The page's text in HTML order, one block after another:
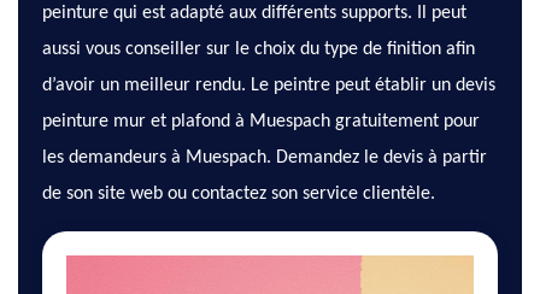
peinture qui est adapté aux différents supports. Il peut
aussi vous conseiller sur le choix du type de finition afin
d’avoir un meilleur rendu. Le peintre peut établir un devis
peinture mur et plafond à Muespach gratuitement pour
les demandeurs à Muespach. Demandez le devis à partir
de son site web ou contactez son service clientèle.